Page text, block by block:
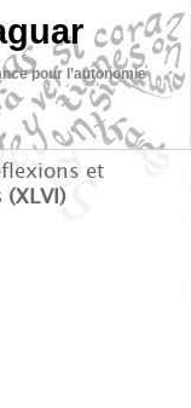
pour l’autonomie
et